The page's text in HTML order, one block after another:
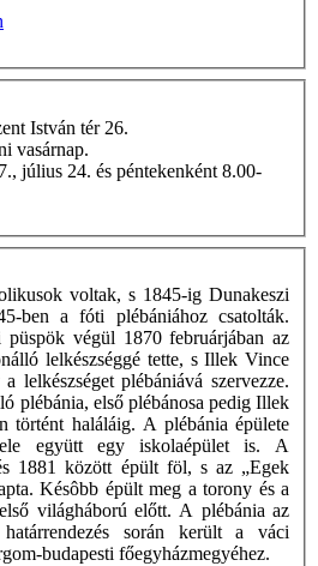
István tér 26.
vasárnap.
voltak, s 1845-ig Dunakeszi
ben a fóti plébániához csatolták.
végül 1870 februárjában az
lelkészséggé tette, s Illek Vince
lelkészséget plébániává szervezze.
plébánia, első plébánosa pedig Illek
történt haláláig. A plébánia épülete
együtt egy iskolaépület is. A
1881 között épült föl, s az „Egek
Késôbb épült meg a torony és a
világháború előtt. A plébánia az
határrendezés során került a váci
budapesti főegyházmegyéhez.